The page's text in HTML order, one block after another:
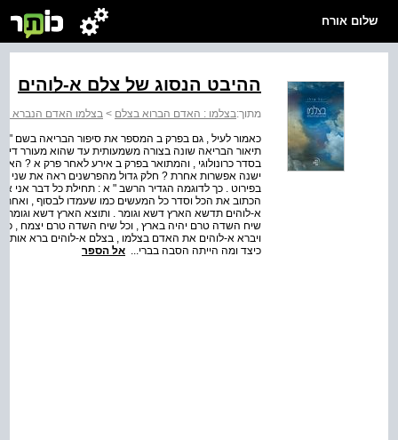
שלום אורח
ההיבט הנסוג של צלם א-לוהים
מתוך:בצלמו : האדם הברוא בצלם > בצלמו האדם הנברא
כאמור לעיל , גם בפרק ב המספר את סיפור הבריאה בשם "
תיאור הבריאה שונה בצורה משמעותית עד שהוא מעורר
בסדר כרונולוגי , והמתואר בפרק ב אירע לאחר פרק א ?
ישנה אפשרות אחרת ? חלק גדול מהפרשנים ראה את שני
בפירוט . כך לדוגמה הגדיר הרשב " א : תחילת כל דבר אני
הכתוב את הכל וסדר כל המעשים כמו שעמדו לבסוף , ואחר
א-לוהים תדשא הארץ דשא וגומר . ותוצא הארץ דשא וגומר .
שיח השדה טרם יהיה בארץ , וכל שיח השדה טרם יצמח , כי
ויברא א-לוהים את האדם בצלמו , בצלם א-לוהים ברא אותו
כיצד ומה הייתה הסבה בברי... אל הספר